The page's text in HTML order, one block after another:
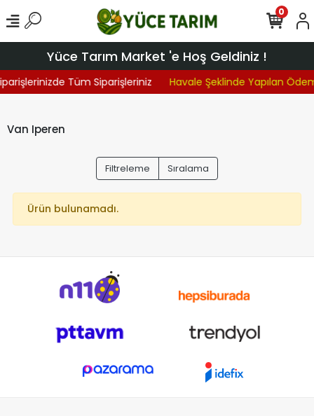
Yüce Tarım Market 'e Hoş Geldiniz !
Tüm Siparişleriniz Havale Şeklinde Yapılan
0
Van Iperen
Filtreleme Sıralama
Ürün bulunamadı.